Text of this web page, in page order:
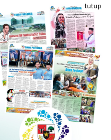
ke
konten
tutup